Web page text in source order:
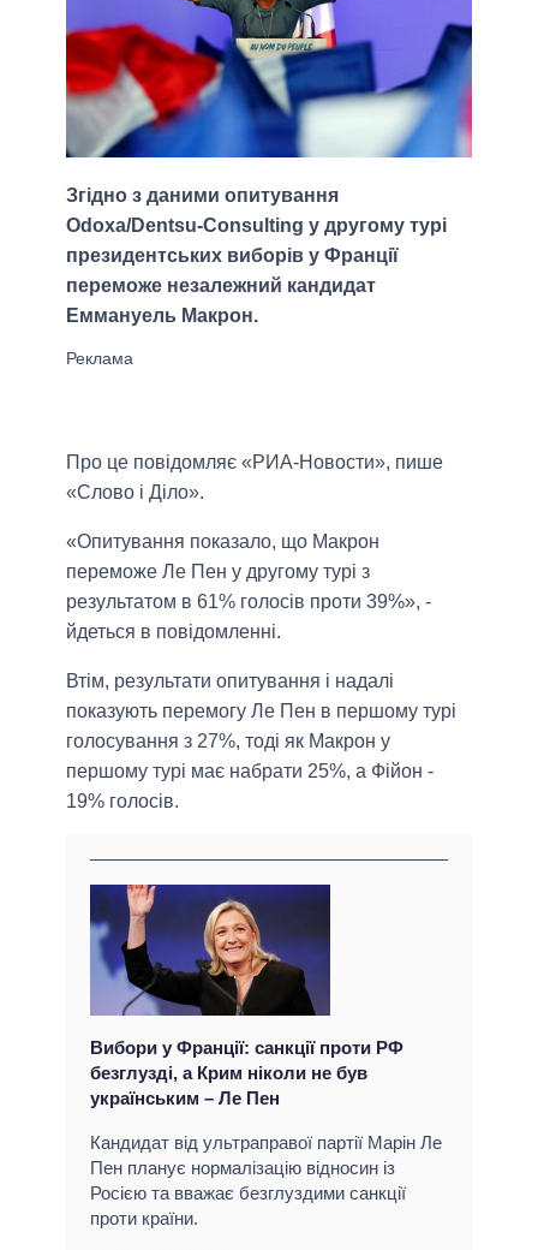
Згідно з даними опитування
Odoxa/Dentsu-Consulting у другому турі
президентських виборів у Франції
переможе незалежний кандидат
Еммануель Макрон.
Про це повідомляє «РИА-Новости», пише
«Слово і Діло».
«Опитування показало, що Макрон
переможе Ле Пен у другому турі з
результатом в 61% голосів проти 39%», -
йдеться в повідомленні.
Втім, результати опитування і надалі
показують перемогу Ле Пен в першому турі
голосування з 27%, тоді як Макрон у
першому турі має набрати 25%, а Фійон -
19% голосів.
Вибори у Франції: санкції проти РФ
безглузді, а Крим ніколи не був
українським – Ле Пен
Кандидат від ультраправої партії Марін Ле
Пен планує нормалізацію відносин із
Росією та вважає безглуздими санкції
проти країни.